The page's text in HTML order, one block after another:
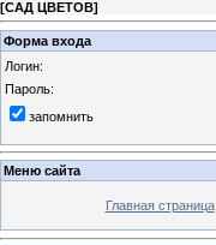
[САД ЦВЕТОВ]
Форма входа
Логин:
Пароль:
запомнить
Меню сайта
Главная страница